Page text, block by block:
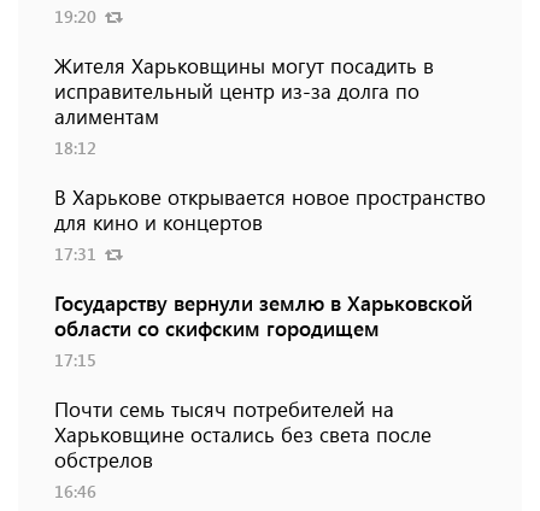
19:20
Жителя Харьковщины могут посадить в
исправительный центр из-за долга по
алиментам
18:12
В Харькове открывается новое пространство
для кино и концертов
17:31
Государству вернули землю в Харьковской
области со скифским городищем
17:15
Почти семь тысяч потребителей на
Харьковщине остались без света после
обстрелов
16:46